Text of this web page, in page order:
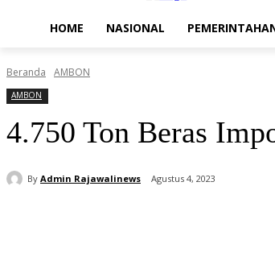
HOME NASIONAL
Beranda AMBON
AMBON
4.750 Ton Beras
By Admin Rajawalinews Agustus 4, 2023